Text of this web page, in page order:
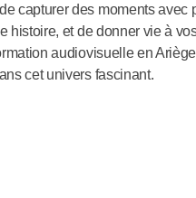
capturer des moments avec
histoire, et de donner vie à
audiovisuelle en
cet univers fascinant.